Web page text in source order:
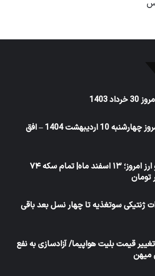
1403
قیمت نیم سکه امروز چهارشنبه 10 اردیبهشت 1404 – افق
قیمت طلا، سکه و ارز امروز؛ ۱۳ اسفند ماه| تمام سکه ۷۴
ژنتیکی سوتغذیه تا چهار نسل بعد باقی
قیمت بلیت هواپیما/ آزادسازی به نفع
میهن